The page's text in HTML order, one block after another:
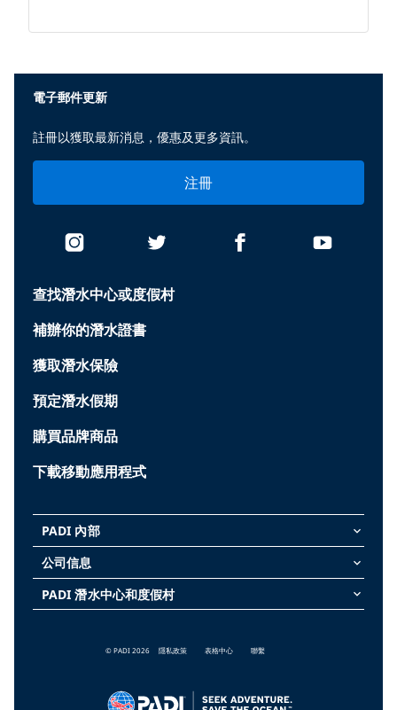
查找潛水中心或度假村
補辦你的潛水證書
獲取潛水保險
預定潛水假期
購買品牌商品
下載移動應用程式
PADI 內部 keyboard_arrow_down
公司信息 keyboard_arrow_down
PADI 潛水中心和度假村 keyboard_arrow_down
電子郵件更新
註冊以獲取最新消息，優惠及更多資訊。
注冊
© PADI 2026 隱私政策 表格中心 聯繫